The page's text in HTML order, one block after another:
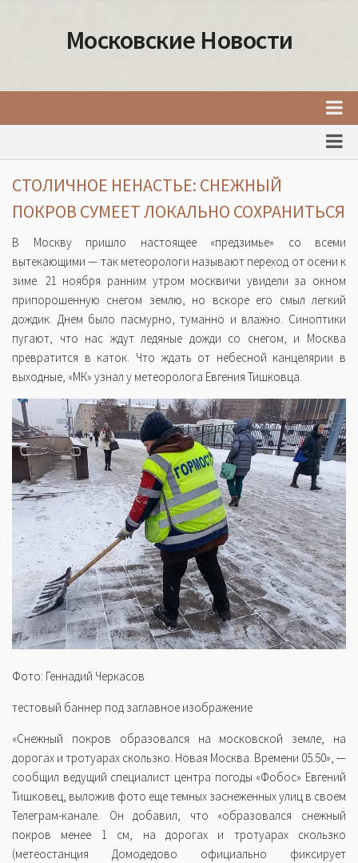
Московские Новости
Факты о Москве
Москва
Товары и услуги Москвы
СТОЛИЧНОЕ НЕНАСТЬЕ: СНЕЖНЫЙ
ПОКРОВ СУМЕЕТ ЛОКАЛЬНО СОХРАНИТЬСЯ
В Москву пришло настоящее «предзимье» со всеми
вытекающими — так метеорологи называют переход от осени к
зиме. 21 ноября ранним утром москвичи увидели за окном
припорошенную снегом землю, но вскоре его смыл легкий
дождик. Днем было пасмурно, туманно и влажно. Синоптики
пугают, что нас ждут ледяные дожди со снегом, и Москва
превратится в каток. Что ждать от небесной канцелярии в
выходные, «МК» узнал у метеоролога Евгения Тишковца.
Фото: Геннадий Черкасов
тестовый баннер под заглавное изображение
«Снежный покров образовался на московской земле, на
дорогах и тротуарах скользко. Новая Москва. Времени 05.50», —
сообщил ведущий специалист центра погоды «Фобос» Евгений
Тишковец, выложив фото еще темных заснеженных улиц в своем
Телеграм-канале. Он добавил, что «образовался снежный
покров менее 1 см, на дорогах и тротуарах скользко
(метеостанция Домодедово официально фиксирует